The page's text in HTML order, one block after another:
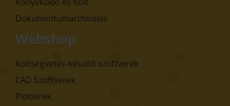
Dokumentumarchiválás
Webshop
Költségvetés-készítő szoftverek
CAD Szoftverek
Plotterek